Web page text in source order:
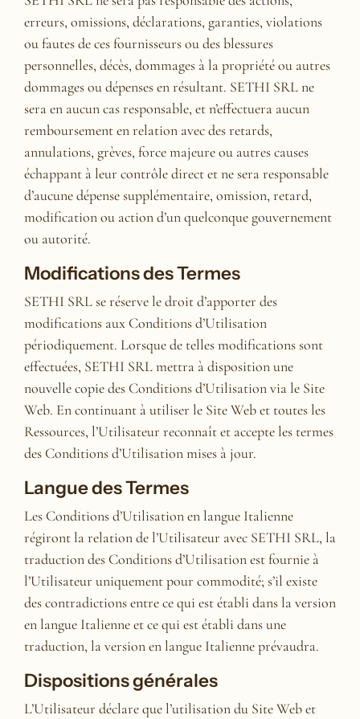
erreurs, omissions, déclarations, garanties, violations
ou fautes de ces fournisseurs ou des blessures
personnelles, décès, dommages à la propriété ou autres
dommages ou dépenses en résultant. SETHI SRL ne
sera en aucun cas responsable, et n’effectuera aucun
remboursement en relation avec des retards,
annulations, grèves, force majeure ou autres causes
échappant à leur contrôle direct et ne sera responsable
d’aucune dépense supplémentaire, omission, retard,
modification ou action d’un quelconque gouvernement
ou autorité.
Modifications des Termes
SETHI SRL se réserve le droit d’apporter des
modifications aux Conditions d’Utilisation
périodiquement. Lorsque de telles modifications sont
effectuées, SETHI SRL mettra à disposition une
nouvelle copie des Conditions d’Utilisation via le Site
Web. En continuant à utiliser le Site Web et toutes les
Ressources, l’Utilisateur reconnaît et accepte les termes
des Conditions d’Utilisation mises à jour.
Langue des Termes
Les Conditions d’Utilisation en langue Italienne
régiront la relation de l’Utilisateur avec SETHI SRL, la
traduction des Conditions d’Utilisation est fournie à
l’Utilisateur uniquement pour commodité; s’il existe
des contradictions entre ce qui est établi dans la version
en langue Italienne et ce qui est établi dans une
traduction, la version en langue Italienne prévaudra.
Dispositions générales
L’Utilisateur déclare que l’utilisation du Site Web et